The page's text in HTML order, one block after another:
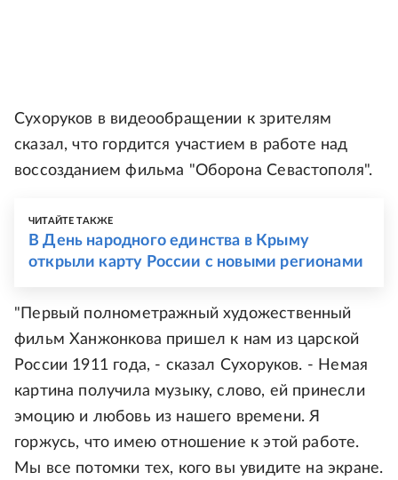
Сухоруков в видеообращении к зрителям
сказал, что гордится участием в работе над
воссозданием фильма "Оборона Севастополя".
ЧИТАЙТЕ ТАКЖЕ
В День народного единства в Крыму
открыли карту России с новыми регионами
"Первый полнометражный художественный
фильм Ханжонкова пришел к нам из царской
России 1911 года, - сказал Сухоруков. - Немая
картина получила музыку, слово, ей принесли
эмоцию и любовь из нашего времени. Я
горжусь, что имею отношение к этой работе.
Мы все потомки тех, кого вы увидите на экране.